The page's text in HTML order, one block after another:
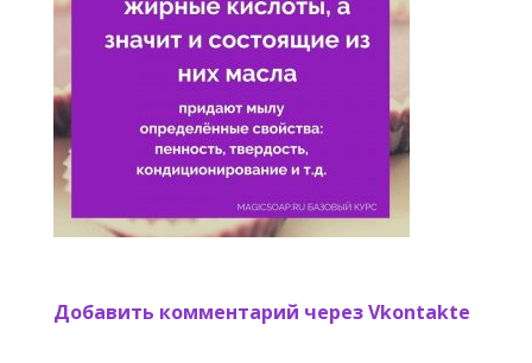
Добавить комментарий через Vkontakte